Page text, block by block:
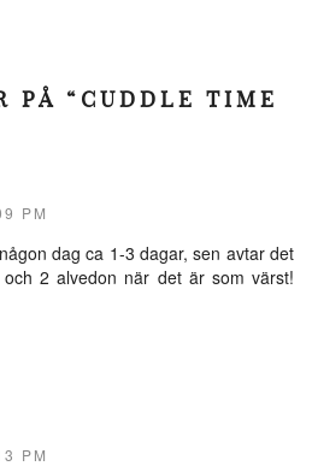
PÅ “CUDDLE TIME
PM
dag ca 1-3 dagar, sen avtar det
2 alvedon när det är som värst!
PM